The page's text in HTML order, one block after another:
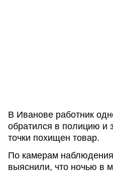
В Иванове работник
обратился в полицию и
точки похищен товар.
По камерам
выяснили, что ночью в